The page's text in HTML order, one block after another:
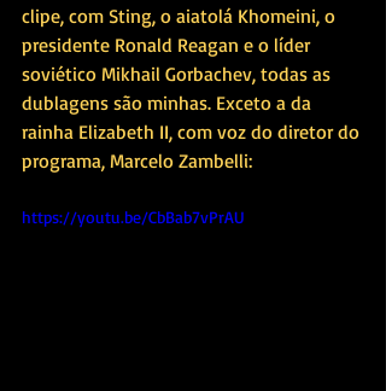
clipe, com Sting, o aiatolá Khomeini, o
presidente Ronald Reagan e o líder
soviético Mikhail Gorbachev, todas as
dublagens são minhas. Exceto a da
rainha Elizabeth II, com voz do diretor do
programa, Marcelo Zambelli:
https://youtu.be/CbBab7vPrAU